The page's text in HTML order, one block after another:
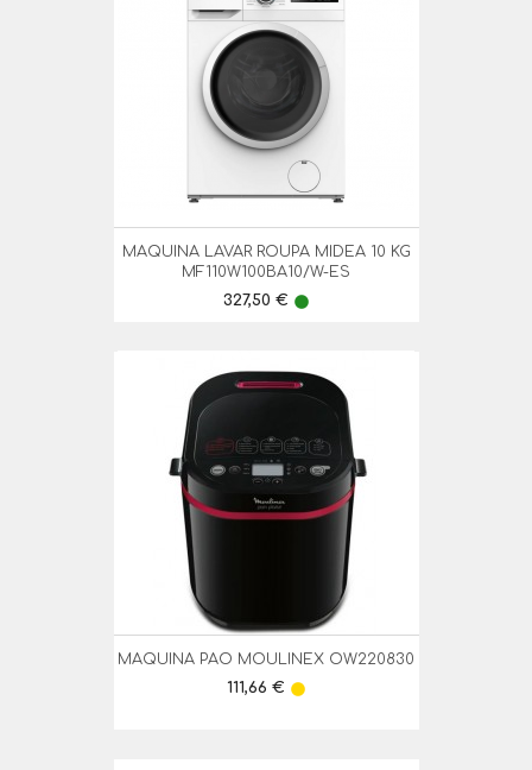
MAQUINA LAVAR ROUPA MIDEA 10 KG
MF110W100BA10/W-ES
Preço
327,50 € lens
MAQUINA PAO MOULINEX OW220830
Preço
111,66 € lens